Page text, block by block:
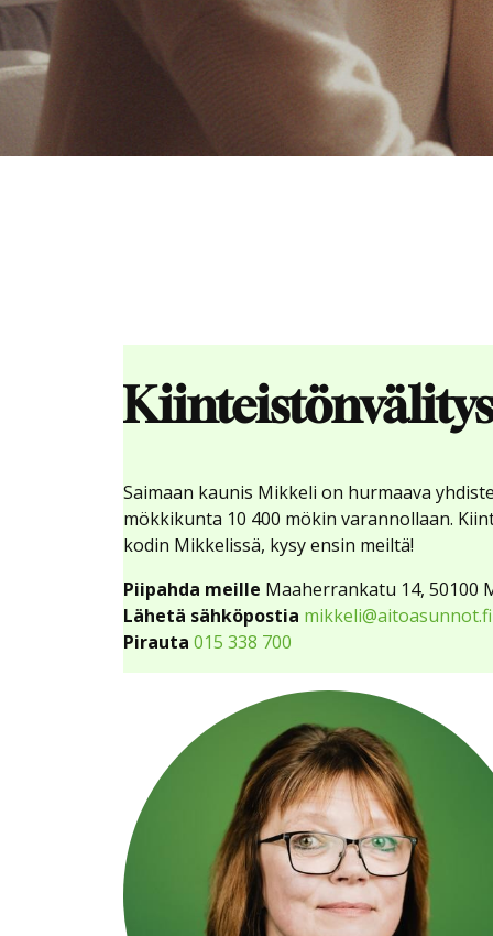
Saimaan kaunis Mikkeli on hurmaava
mökkikunta 10 400 mökin varannollaan.
kodin Mikkelissä, kysy ensin meiltä!
Piipahda meille Maaherrankatu 14, 50100
Lähetä sähköpostia mikkeli@aitoasunnot.fi
Pirauta 015 338 700